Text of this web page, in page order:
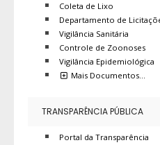
Coleta de Lixo
Departamento de
Vigilância Sanitária
Controle de Zoonoses
Vigilância Epidemiológica
Mais Documentos…
TRANSPARÊNCIA PÚBLICA
Portal da Transparência